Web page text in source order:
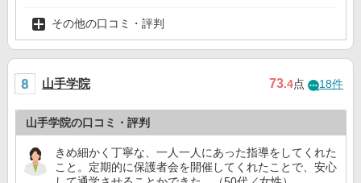
その他の口コミ・評判
山手学院 73.4点 18件
山手学院の口コミ・評判
きめ細かく丁寧な、一人一人にあった指導をしてくれた
こと。定期的に保護者会を開催してくれたことで、安心